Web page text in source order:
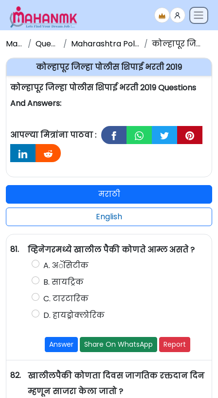
Maha NMK Question Papers Maharashtra Police Bharati Question Paper कोल्हापूर जिल्हा पोलीस शिपाई भरती 2019
कोल्हापूर जिल्हा पोलीस शिपाई भरती 2019
कोल्हापूर जिल्हा पोलीस शिपाई भरती 2019 Questions
And Answers:
आपल्या मित्रांना पाठवा :
मराठी
English
81.
व्हिनेगरमध्ये खालील पैकी कोणते आम्ल असते ?
A. अॅसिटीक
B. सायट्रिक
C. टारटारिक
D. हायड्रोक्लोरिक
Answer Share On WhatsApp Report
82.
खालीलपैकी कोणता दिवस जागतिक रक्तदान दिन
म्हणून साजरा केला जातो ?